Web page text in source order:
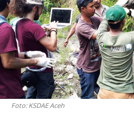
Foto: KSDAE Aceh